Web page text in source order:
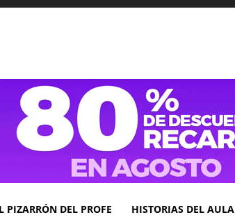
PIZARRÓN DEL PROFE HISTORIAS DEL AULA